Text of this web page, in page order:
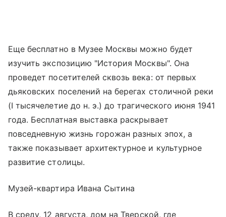
Еще бесплатно в Музее Москвы можно будет
изучить экспозицию "История Москвы". Она
проведет посетителей сквозь века: от первых
дьяковских поселений на берегах столичной реки
(I тысячелетие до н. э.) до трагического июня 1941
года. Бесплатная выставка раскрывает
повседневную жизнь горожан разных эпох, а
также показывает архитектурное и культурное
развитие столицы.
Музей-квартира Ивана Сытина
В среду, 12 августа, дом на Тверской, где